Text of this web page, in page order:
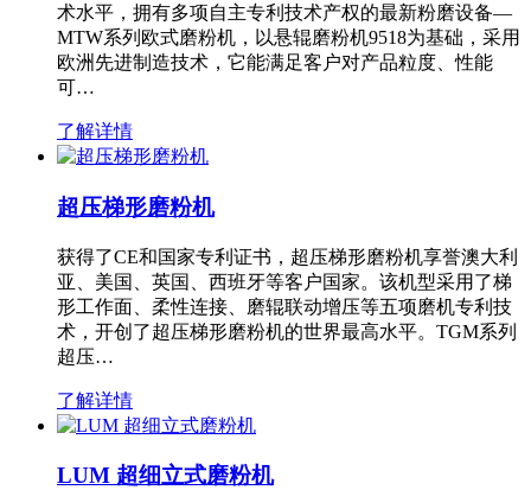
术水平，拥有多项自主专利技术产权的最新粉磨设备—
MTW系列欧式磨粉机，以悬辊磨粉机9518为基础，采用
欧洲先进制造技术，它能满足客户对产品粒度、性能
可…
了解详情
超压梯形磨粉机
获得了CE和国家专利证书，超压梯形磨粉机享誉澳大利
亚、美国、英国、西班牙等客户国家。该机型采用了梯
形工作面、柔性连接、磨辊联动增压等五项磨机专利技
术，开创了超压梯形磨粉机的世界最高水平。TGM系列
超压…
了解详情
LUM 超细立式磨粉机